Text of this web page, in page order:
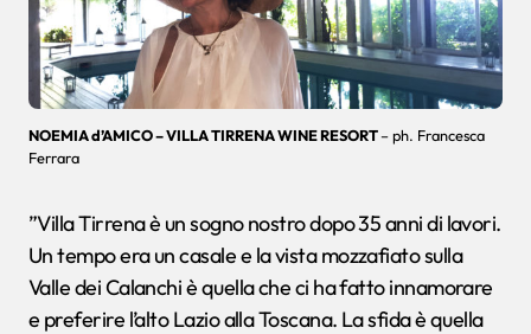
NOEMIA d’AMICO – VILLA TIRRENA WINE RESORT– ph. Francesca
Ferrara
”Villa Tirrena è un sogno nostro dopo 35 anni di lavori.
Un tempo era un casale e la vista mozzafiato sulla
Valle dei Calanchi è quella che ci ha fatto innamorare
e preferire l’alto Lazio alla Toscana. La sfida è quella